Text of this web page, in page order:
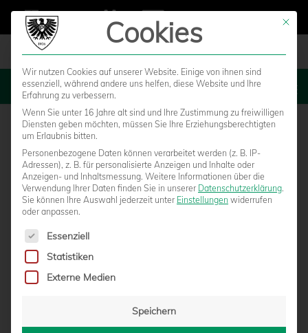
MENU
SC Preußen Münster – SV
Rödinghausen
Mit
Cookies
Wir nutzen Cookies auf unserer Website. Einige von ihnen sind
essenziell, während andere uns helfen, diese Website und Ihre
Erfahrung zu verbessern.
Wenn Sie unter 16 Jahre alt sind und Ihre Zustimmung zu freiwilligen
Diensten geben möchten, müssen Sie Ihre Erziehungsberechtigten
um Erlaubnis bitten.
Personenbezogene Daten können verarbeitet werden (z. B. IP-
Adressen), z. B. für personalisierte Anzeigen und Inhalte oder
Anzeigen- und Inhaltsmessung. Weitere Informationen über die
Verwendung Ihrer Daten finden Sie in unserer Datenschutzerklärung.
Sie können Ihre Auswahl jederzeit unter Einstellungen widerrufen
oder anpassen.
Es folgt eine Liste der Service-Gruppen, für die eine
Essenziell
Statistiken
Externe Medien
Speichern